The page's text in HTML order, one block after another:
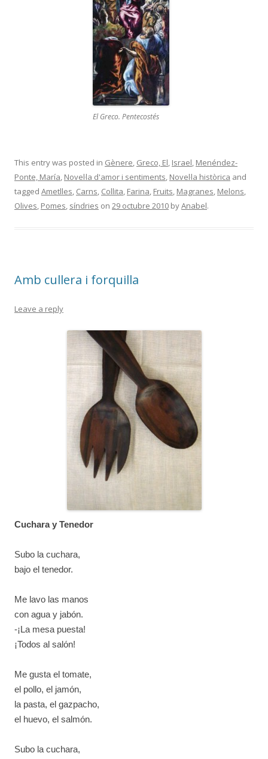
El Greco. Pentecostés
This entry was posted in Gènere, Greco, El, Israel, Menéndez-
Ponte, María, Novel·la d'amor i sentiments, Novel·la històrica and
tagged Ametlles, Carns, Collita, Farina, Fruits, Magranes, Melons,
Olives, Pomes, síndries on 29 octubre 2010 byAnabel.
Amb cullera i forquilla
Leave a reply
Cuchara y Tenedor
Subo la cuchara,
bajo el tenedor.
Me lavo las manos
con agua y jabón.
-¡La mesa puesta!
¡Todos al salón!
Me gusta el tomate,
el pollo, el jamón,
la pasta, el gazpacho,
el huevo, el salmón.
Subo la cuchara,